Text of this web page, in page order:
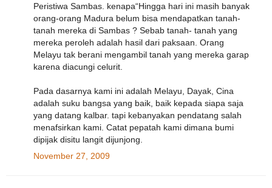
Peristiwa Sambas. kenapa“Hingga hari ini masih banyak
orang-orang Madura belum bisa mendapatkan tanah-
tanah mereka di Sambas ? Sebab tanah- tanah yang
mereka peroleh adalah hasil dari paksaan. Orang
Melayu tak berani mengambil tanah yang mereka garap
karena diacungi celurit.
Pada dasarnya kami ini adalah Melayu, Dayak, Cina
adalah suku bangsa yang baik, baik kepada siapa saja
yang datang kalbar. tapi kebanyakan pendatang salah
menafsirkan kami. Catat pepatah kami dimana bumi
dipijak disitu langit dijunjong.
November 27, 2009